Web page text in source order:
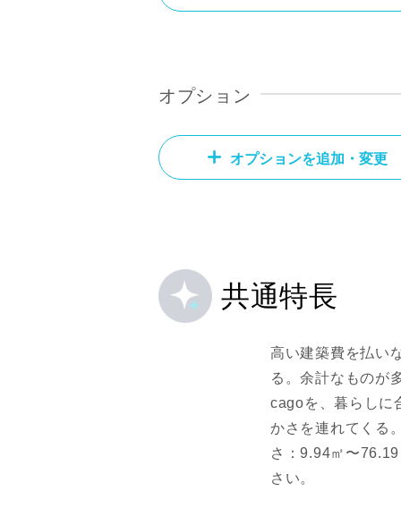
オプション
オプションを追加・変更
共通特長
高い建築費を払い
る。余計なものが
cagoを、暮らしに
かさを連れてくる
さ：9.94㎡〜
さい。